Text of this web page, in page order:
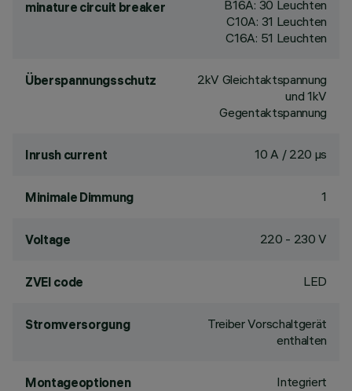
minature circuit breaker
B16A: 30 Leuchten
C10A: 31 Leuchten
C16A: 51 Leuchten
Überspannungsschutz
2kV Gleichtaktspannung
und 1kV
Gegentaktspannung
Inrush current 10 A / 220 µs
Minimale Dimmung 1
Voltage 220 - 230 V
ZVEI code LED
Stromversorgung
Treiber Vorschaltgerät
enthalten
Montageoptionen Integriert